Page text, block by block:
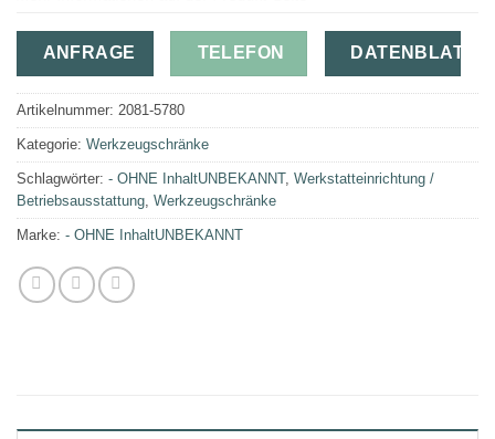
ANFRAGE TELEFON DATENBLATT
Artikelnummer: 2081-5780
Kategorie: Werkzeugschränke
Schlagwörter: - OHNE InhaltUNBEKANNT, Werkstatteinrichtung /
Betriebsausstattung, Werkzeugschränke
Marke: - OHNE InhaltUNBEKANNT